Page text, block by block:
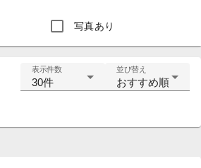
写真あり
表示件数
30件
並び替え
おすすめ順